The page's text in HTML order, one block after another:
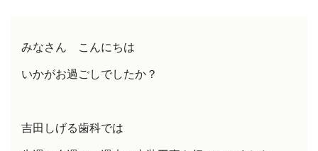
みなさん こんにちは
いかがお過ごしでしたか？
吉田しげる歯科では